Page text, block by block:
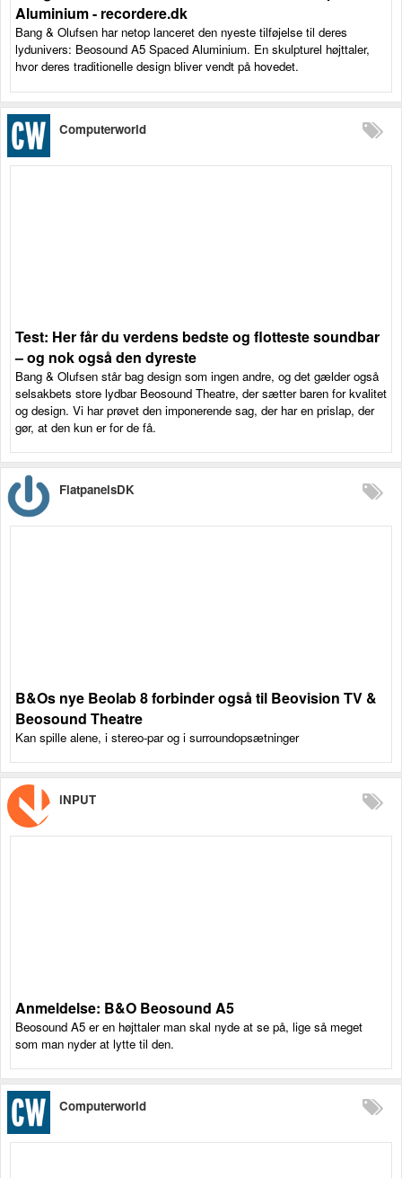
Aluminium - recordere.dk
Bang & Olufsen har netop lanceret den nyeste tilføjelse til deres
lydunivers: Beosound A5 Spaced Aluminium. En skulpturel højttaler,
hvor deres traditionelle design bliver vendt på hovedet.
Computerworld
Test: Her får du verdens bedste og flotteste soundbar
– og nok også den dyreste
Bang & Olufsen står bag design som ingen andre, og det gælder også
selsakbets store lydbar Beosound Theatre, der sætter baren for kvalitet
og design. Vi har prøvet den imponerende sag, der har en prislap, der
gør, at den kun er for de få.
FlatpanelsDK
B&Os nye Beolab 8 forbinder også til Beovision TV &
Beosound Theatre
Kan spille alene, i stereo-par og i surroundopsætninger
iNPUT
Anmeldelse: B&O Beosound A5
Beosound A5 er en højttaler man skal nyde at se på, lige så meget
som man nyder at lytte til den.
Computerworld